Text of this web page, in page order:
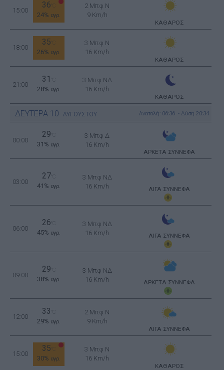
15:00
36
24% υγρ.
2 Μπφ N
9 Km/h
ΚΑΘΑΡΟΣ
18:00
35
26% υγρ.
3 Μπφ N
16 Km/h
ΚΑΘΑΡΟΣ
21:00
31
28% υγρ.
3 Μπφ ΝΔ
16 Km/h
ΚΑΘΑΡΟΣ
ΔΕΥΤΕΡΑ 10 ΑΥΓΟΥΣΤΟΥ Ανατολή: 06:36 - Δύση 20:34
00:00
29
31% υγρ.
3 Μπφ Δ
16 Km/h
ΑΡΚΕΤΑ ΣΥΝΝΕΦΑ
03:00
27
41% υγρ.
3 Μπφ ΝΔ
16 Km/h
ΛΙΓΑ ΣΥΝΝΕΦΑ
06:00
26
45% υγρ.
3 Μπφ ΝΔ
16 Km/h
ΛΙΓΑ ΣΥΝΝΕΦΑ
09:00
29
38% υγρ.
3 Μπφ ΝΔ
16 Km/h
ΑΡΚΕΤΑ ΣΥΝΝΕΦΑ
12:00
33
29% υγρ.
2 Μπφ N
9 Km/h
ΛΙΓΑ ΣΥΝΝΕΦΑ
15:00
35
30% υγρ.
3 Μπφ N
16 Km/h
ΚΑΘΑΡΟΣ